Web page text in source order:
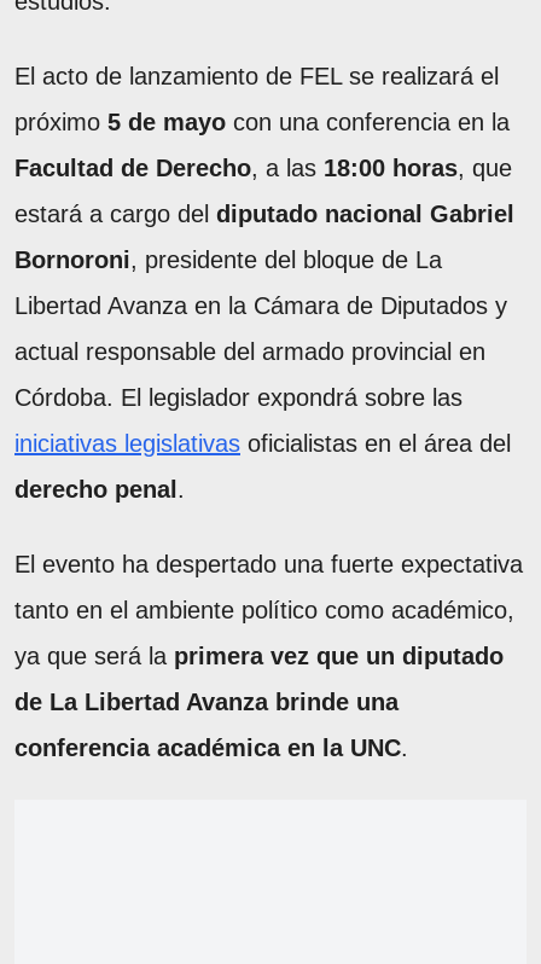
El acto de lanzamiento de FEL se realizará el
próximo 5 de mayo con una conferencia en la
Facultad de Derecho, a las 18:00 horas, que
estará a cargo del diputado nacional Gabriel
Bornoroni, presidente del bloque de La
Libertad Avanza en la Cámara de Diputados y
actual responsable del armado provincial en
Córdoba. El legislador expondrá sobre las
iniciativas legislativas oficialistas en el área del
derecho penal .
El evento ha despertado una fuerte expectativa
tanto en el ambiente político como académico,
ya que será la primera vez que un diputado
de La Libertad Avanza brinde una
conferencia académica en la UNC.